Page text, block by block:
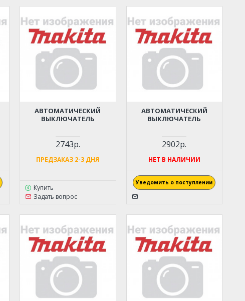
АВТОМАТИЧЕСКИЙ
ВЫКЛЮЧАТЕЛЬ
2743р.
ПРЕДЗАКАЗ 2-3 ДНЯ
Купить
Задать вопрос
АВТОМАТИЧЕСКИЙ
ВЫКЛЮЧАТЕЛЬ
2902р.
НЕТ В НАЛИЧИИ
Уведомить о поступлении